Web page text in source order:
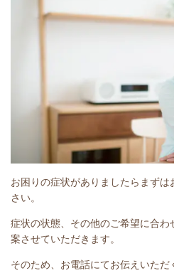
お困りの症状がありましたらまず
さい。
症状の状態、その他のご希望に合
案させていただきます。
そのため、お電話にてお伝えいた